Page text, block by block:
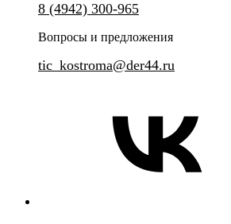
8 (4942) 300-965
Вопросы и предложения
tic_kostroma@der44.ru